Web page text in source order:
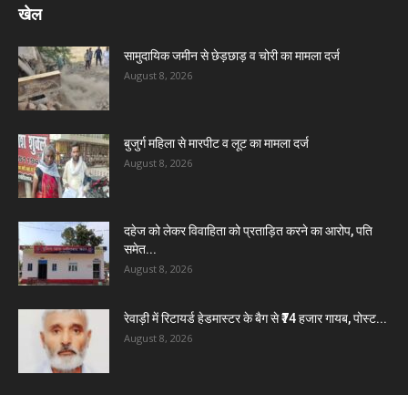
खेल
सामुदायिक जमीन से छेड़छाड़ व चोरी का मामला दर्ज
August 8, 2026
बुजुर्ग महिला से मारपीट व लूट का मामला दर्ज
August 8, 2026
दहेज को लेकर विवाहिता को प्रताड़ित करने का आरोप, पति
समेत...
August 8, 2026
रेवाड़ी में रिटायर्ड हेडमास्टर के बैग से ₹74 हजार गायब, पोस्ट...
August 8, 2026